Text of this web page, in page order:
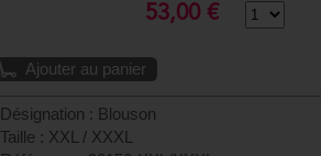
53,00 €
Ajouter au panier
Désignation : Blouson
Taille : XXL / XXXL